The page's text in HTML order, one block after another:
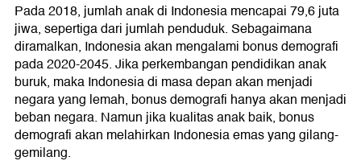
Pada 2018, jumlah anak di Indonesia mencapai 79,6 juta
jiwa, sepertiga dari jumlah penduduk. Sebagaimana
diramalkan, Indonesia akan mengalami bonus demografi
pada 2020-2045. Jika perkembangan pendidikan anak
buruk, maka Indonesia di masa depan akan menjadi
negara yang lemah, bonus demografi hanya akan menjadi
beban negara. Namun jika kualitas anak baik, bonus
demografi akan melahirkan Indonesia emas yang gilang-
gemilang.